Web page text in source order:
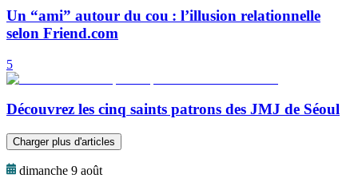
Un “ami” autour du cou : l’illusion relationnelle
selon Friend.com
5
Découvrez les cinq saints patrons des JMJ de Séoul
Charger plus d'articles
dimanche 9 août